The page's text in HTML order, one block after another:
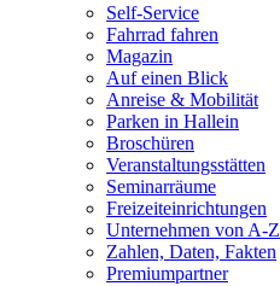
Self-Service
Fahrrad fahren
Magazin
Auf einen Blick
Anreise & Mobilität
Parken in Hallein
Broschüren
Veranstaltungsstätten
Seminarräume
Freizeiteinrichtungen
Unternehmen von A-Z
Zahlen, Daten, Fakten
Premiumpartner